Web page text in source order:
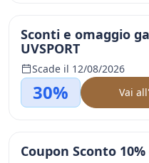
Sconti e omaggio
UVSPORT
Scade il 12/08/2026
30% Vai
Coupon Sconto